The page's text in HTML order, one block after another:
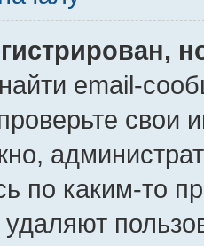
email-
свои
по каким-то
удаляют